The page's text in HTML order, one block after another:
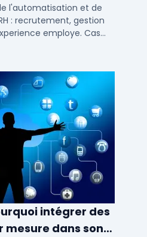
l'automatisation et de
: recrutement, gestion
employe. Cas
et ETI en 2026.
intégrer des
dans son